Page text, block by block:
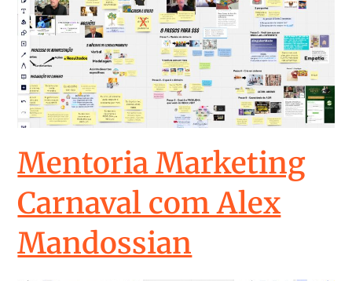
Mentoria Marketing
Carnaval com Alex
Mandossian